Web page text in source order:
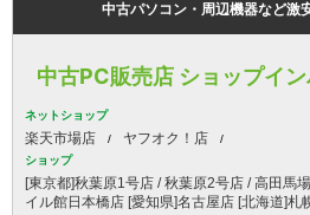
中古パソコン・周辺機器など激
中古PC販売店 ショップイ
ネットショップ
楽天市場店 ヤフオク！店
ショップ
[東京都]秋葉原1号店 / 秋葉原2号店 / 高田馬
イル館日本橋店 [愛知県]名古屋店 [北海道]札